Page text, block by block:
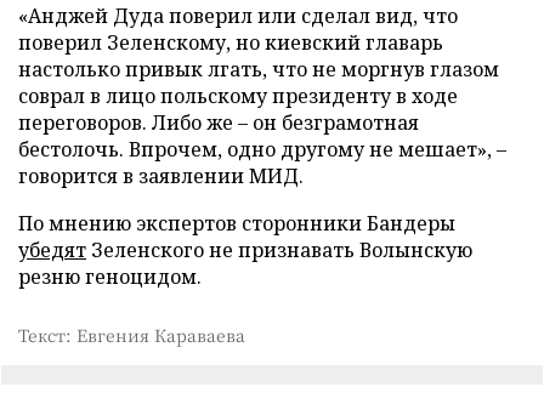
«Анджей Дуда поверил или сделал вид, что
поверил Зеленскому, но киевский главарь
настолько привык лгать, что не моргнув глазом
соврал в лицо польскому президенту в ходе
переговоров. Либо же – он безграмотная
бестолочь. Впрочем, одно другому не мешает», –
говорится в заявлении МИД.
По мнению экспертов сторонники Бандеры
убедят Зеленского не признавать Волынскую
резню геноцидом.
Текст: Евгения Караваева